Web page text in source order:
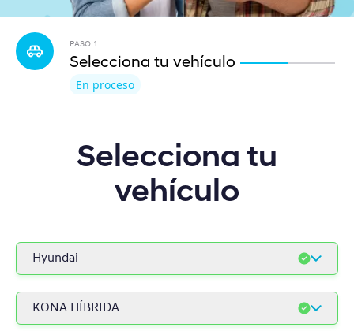
PASO 1
Selecciona tu vehículo
En proceso
Selecciona tu
vehículo
Hyundai
Hyundai
Hyundai Comerciales
KONA HÍBRIDA